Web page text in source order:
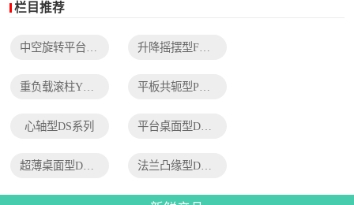
栏目推荐
升降摇摆型FH系列
心轴型DS系列 平台桌面型DT系列
法兰凸缘型DF系列